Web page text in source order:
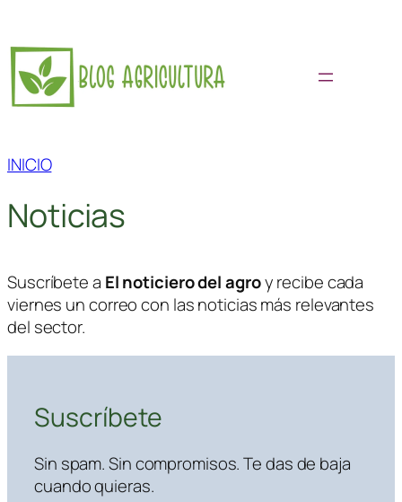
Saltar
al
contenido
INICIO
Noticias
Suscríbete a El noticiero del agroy recibe cada
viernes un correo con las noticias más relevantes
del sector.
Suscríbete
Sin spam. Sin compromisos. Te das de baja
cuando quieras.